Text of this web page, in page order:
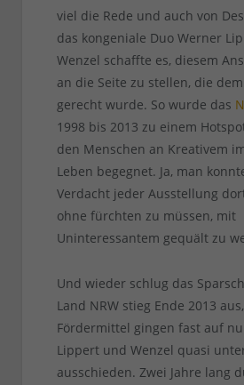
viel die Rede und auch von
das kongeniale Duo Werner
Wenzel schaffte es, diesem
an die Seite zu stellen, die
gerecht wurde. So wurde das
1998 bis 2013 zu einem
den Menschen an Kreativem
Leben begegnet. Ja, man
Verdacht jeder Ausstellung
ohne fürchten zu müssen, mit
Uninteressantem gequält zu
Und wieder schlug das
Land NRW stieg Ende 2013
Fördermittel gingen fast auf
Lippert und Wenzel quasi
ausschieden. Zwei Jahre lang